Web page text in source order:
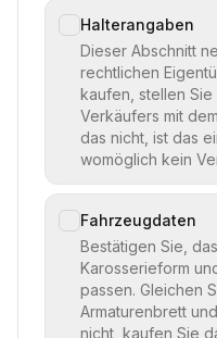
Halterangaben
Dieser Abschnitt
rechtlichen
kaufen, stellen
Verkäufers mit
das nicht, ist das
womöglich kein
Fahrzeugdaten
Bestätigen Sie,
Karosserieform
passen. Gleichen
Armaturenbrett
nicht, kaufen Sie